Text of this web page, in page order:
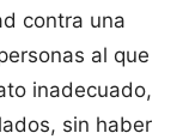
contra una
al que
inadecuado,
sin haber